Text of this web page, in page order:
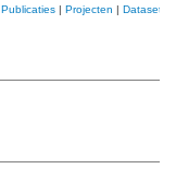
Publicaties| Projecten | Datasets